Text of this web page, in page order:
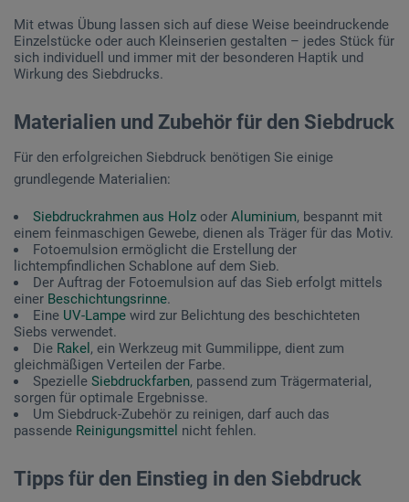
Mit etwas Übung lassen sich auf diese Weise beeindruckende
Einzelstücke oder auch Kleinserien gestalten – jedes Stück für
sich individuell und immer mit der besonderen Haptik und
Wirkung des Siebdrucks.
Materialien und Zubehör für den Siebdruck
Für den erfolgreichen Siebdruck benötigen Sie einige
grundlegende Materialien:
Siebdruckrahmen aus Holz oder Aluminium, bespannt mit
einem feinmaschigen Gewebe, dienen als Träger für das Motiv.
Fotoemulsion ermöglicht die Erstellung der
lichtempfindlichen Schablone auf dem Sieb.
Der Auftrag der Fotoemulsion auf das Sieb erfolgt mittels
einer Beschichtungsrinne.
Eine UV-Lampe wird zur Belichtung des beschichteten
Siebs verwendet.
Die Rakel , ein Werkzeug mit Gummilippe, dient zum
gleichmäßigen Verteilen der Farbe.
Spezielle Siebdruckfarben, passend zum Trägermaterial,
sorgen für optimale Ergebnisse.
Um Siebdruck-Zubehör zu reinigen, darf auch das
passende Reinigungsmittel nicht fehlen.
Tipps für den Einstieg in den Siebdruck